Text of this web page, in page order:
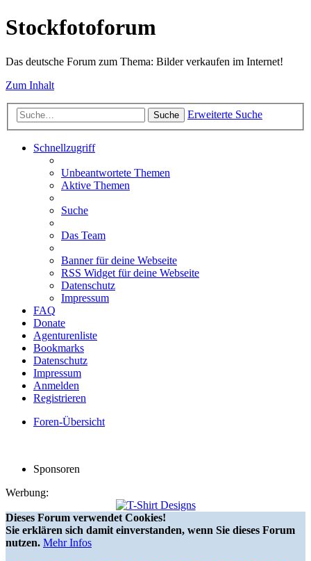
Stockfotoforum
Das deutsche Forum zum Thema: Bilder verkaufen im Internet!
Zum Inhalt
Suche Erweiterte Suche
Schnellzugriff
Unbeantwortete Themen
Aktive Themen
Suche
Das Team
Banner für deine Webseite
RSS Widget für deine Webseite
Datenschutz
Impressum
FAQ
Donate
Agenturenliste
Bookmarks
Datenschutz
Impressum
Anmelden
Registrieren
Foren-Übersicht
Sponsoren
Werbung:
Dieses Forum verwendet Cookies!
Sie erklären sich damit einverstanden, wenn Sie dieses Forum
nutzen. Mehr Infos